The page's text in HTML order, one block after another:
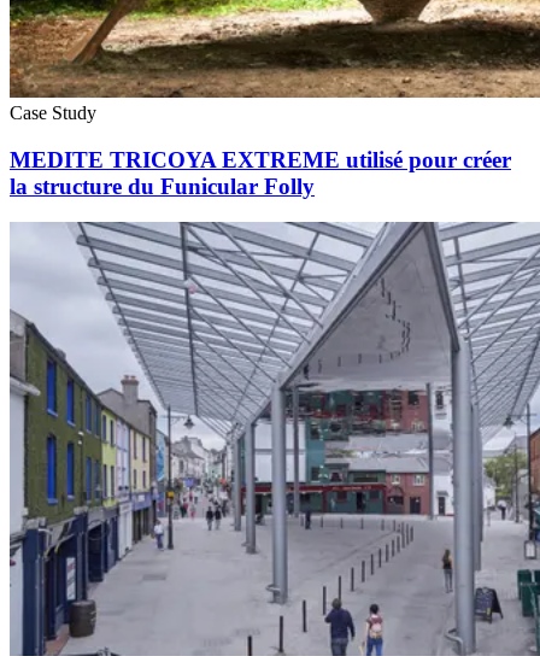
Case Study
MEDITE TRICOYA EXTREME utilisé pour créer
la structure du Funicular Folly